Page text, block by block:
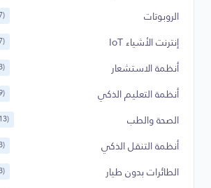
الروبوتات (7)
إنترنت الأشياء IoT (7)
أنظمة الاستشعار (3)
أنظمة التعليم الذكي (9)
الصحة والطب (13)
أنظمة التنقل الذكي (3)
الطائرات بدون طيار (3)